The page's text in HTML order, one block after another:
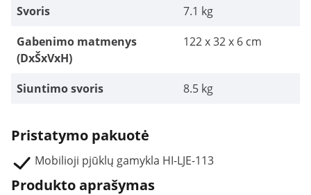
Svoris
7.1 kg
Gabenimo matmenys
(DxŠxVxH)
122 x 32 x 6 cm
Siuntimo svoris 8.5 kg
Pristatymo pakuotė
Mobilioji pjūklų gamykla HI-LJE-113
Produkto aprašymas